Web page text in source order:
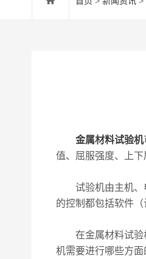
金属材料试验机
值、屈服强度、上
试验机由主机、电
的控制都包括软件
在金属材料试验机
机需要进行哪些方面